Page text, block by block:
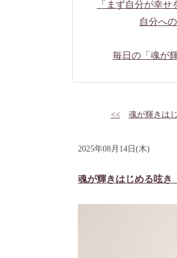
「まず自分が幸
自分へ
毎日の「魂が
<< 魂が輝きは
2025年08月14日(木)
魂が輝きはじめる呟き